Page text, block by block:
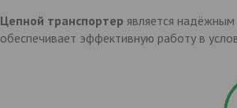
Цепной транспортер является
обеспечивает эффективную работу в